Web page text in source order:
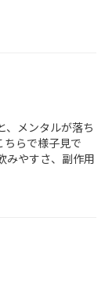
、メンタルが落ち
ちらで様子見で
みやすさ、副作用